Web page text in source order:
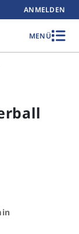
ANMELDEN
MENÜ